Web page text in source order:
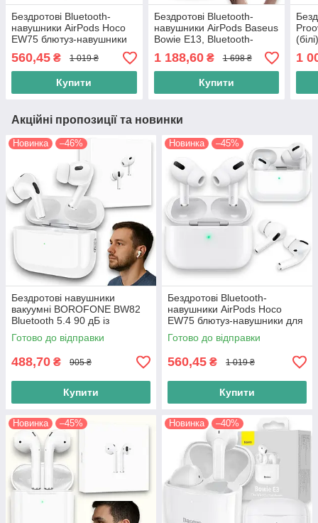
Бездротові Bluetooth-
навушники AirPods Hoco
EW75 блютуз-навушники
для айфона та андроїда,
гарнітура, білий
560,45 ₴ 1 019 ₴
Купити
Бездротові Bluetooth-
навушники AirPods Baseus
Bowie E13, Bluetooth-
гарнітура навушники для
айфона, білий
1 188,60₴ 1 698 ₴
Купити
1
Акційні пропозиції та новинки
Новинка –46%
Бездротові навушники
вакуумні BOROFONE BW82
Bluetooth 5.4 90 дБ із
сенсорним керуванням та
зарядним кейсом
Готово до відправки
488,70 ₴ 905 ₴
Купити
Новинка –45%
Бездротові Bluetooth-
навушники AirPods Hoco
EW75 блютуз-навушники для
айфона та андроїда,
гарнітура, білий
Готово до відправки
560,45 ₴ 1 019 ₴
Купити
Новинка –45% Новинка –40%